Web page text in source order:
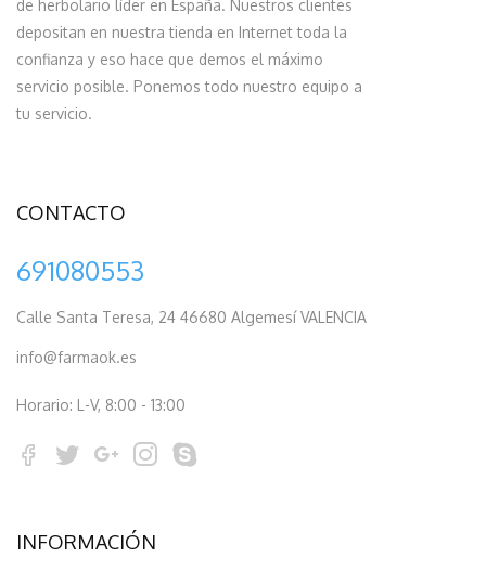
de herbolario líder en España. Nuestros clientes
depositan en nuestra tienda en Internet toda la
confianza y eso hace que demos el máximo
servicio posible. Ponemos todo nuestro equipo a
tu servicio.
CONTACTO
691080553
Calle Santa Teresa, 24 46680 Algemesí VALENCIA
info@farmaok.es
Horario: L-V, 8:00 - 13:00
INFORMACIÓN